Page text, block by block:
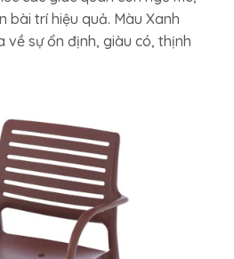
bài trí hiệu quả. Màu Xanh
về sự ổn định, giàu có, thịnh